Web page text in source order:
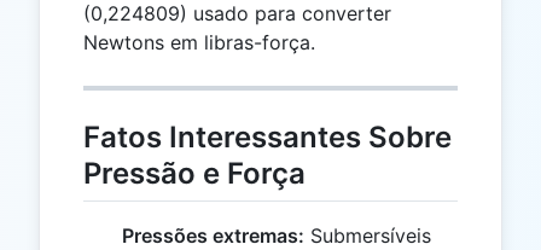
(0,224809) usado para converter
Newtons em libras-força.
Fatos Interessantes Sobre
Pressão e Força
Pressões extremas: Submersíveis